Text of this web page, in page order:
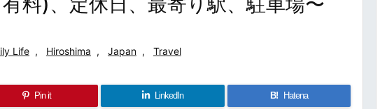
Life , Hiroshima , Japan , Travel
Pin it LinkedIn B! Hatena